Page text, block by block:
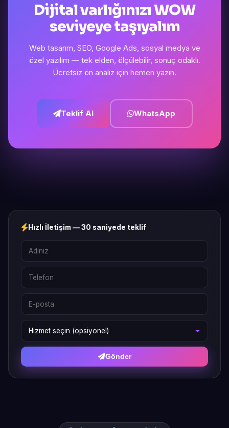
Dijital varlığınızı WOW
seviyeye taşıyalım
Web tasarım, SEO, Google Ads, sosyal medya ve
özel yazılım — tek elden, ölçülebilir, sonuç odaklı.
Ücretsiz ön analiz için hemen yazın.
Teklif Al WhatsApp
Hızlı İletişim — 30 saniyede teklif
Gönder